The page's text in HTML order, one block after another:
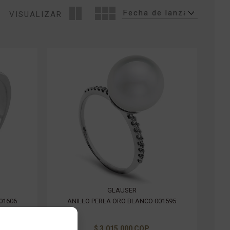
VISUALIZAR
GLAUSER
ANILLO PERLA ORO BLANCO 001595